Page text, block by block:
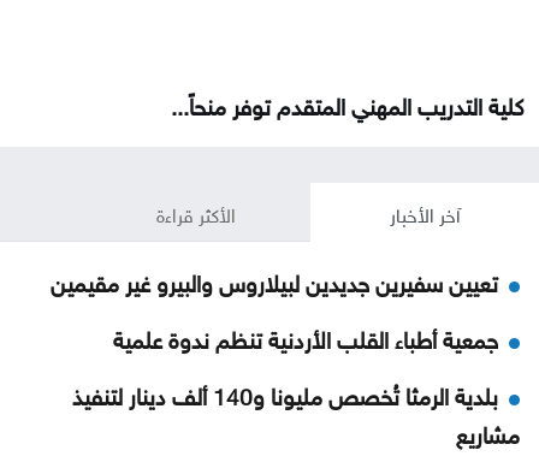
كلية التدريب المهني المتقدم توفر منحاً...
آخر الأخبار الأكثر قراءة
تعيين سفيرين جديدين لبيلاروس والبيرو غير مقيمين
جمعية أطباء القلب الأردنية تنظم ندوة علمية
بلدية الرمثا تُخصص مليونا و140 ألف دينار لتنفيذ
مشاريع